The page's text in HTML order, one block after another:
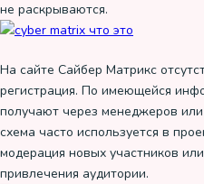
не раскрываются.
На сайте Сайбер Матрикс
регистрация. По имеющейся
получают через менеджеров
схема часто используется в
модерация новых участников
привлечения аудитории.